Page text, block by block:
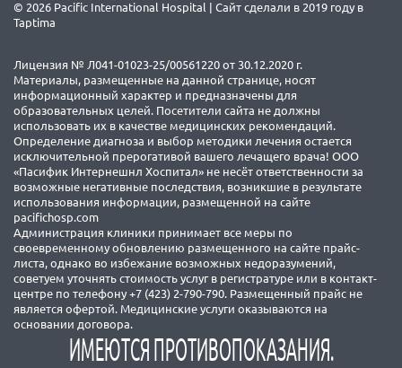
© 2026 Pacific International Hospital | Сайт сделали в 2019 году в
Taptima
Лицензия № Л041-01023-25/00561220 от 30.12.2020 г.
Материалы, размещенные на данной странице, носят
информационный характер и предназначены для
образовательных целей. Посетители сайта не должны
использовать их в качестве медицинских рекомендаций.
Определение диагноза и выбор методики лечения остается
исключительной прерогативой вашего лечащего врача! ООО
«Пасифик Интернешнл Хоспитал» не несёт ответственности за
возможные негативные последствия, возникшие в результате
использования информации, размещенной на сайте
pacifichosp.com
Администрация клиники принимает все меры по
своевременному обновлению размещенного на сайте прайс-
листа, однако во избежание возможных недоразумений,
советуем уточнять стоимость услуг в регистратуре или в контакт-
центре по телефону +7 (423) 2-790-790. Размещенный прайс не
является офертой. Медицинские услуги оказываются на
основании договора.
ИМЕЮТСЯ ПРОТИВОПОКАЗАНИЯ.